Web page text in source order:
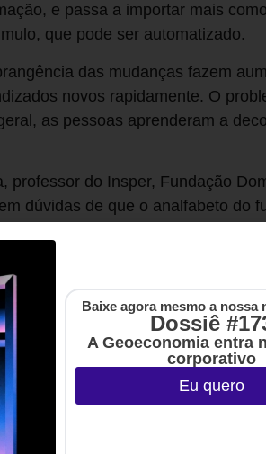
e passa a importar mais
que pode ser automatizado.
das mudanças fazem
novos rapidamente. O
as pessoas aprenderam a
professor do Insper, Fundação
dúvidas de que o analfabeto do
que não aprendeu a
“mente de principiante”
Dom Cabral e FIA*
é traduzido no ideograma que
de dez séculos atrás, que
mente de especialista nos torna
no século 20, o mestre Shunryu
Baixe agora mesmo a nossa
Dossiê
A Geoeconomia entra
corporativo
Eu quero